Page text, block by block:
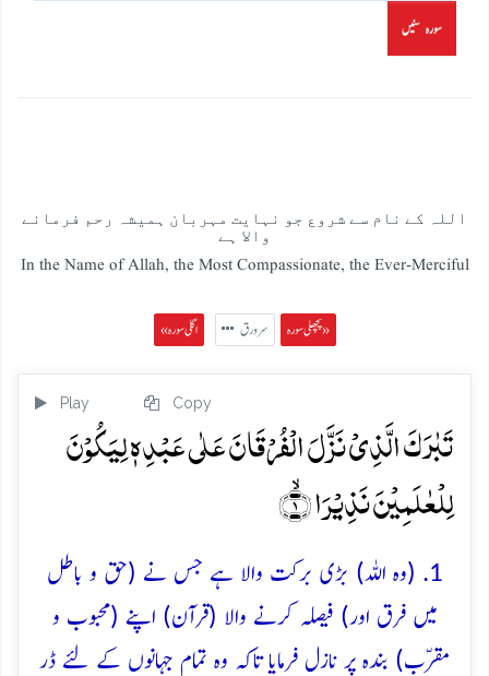
سورہ سنیں
اللہ کے نام سے شروع جو نہایت مہربان ہمیشہ رحم فرمانے
والا ہے
In the Name of Allah, the Most Compassionate, the Ever-Merciful
پچھلی سورہ » سرورق « اگلی سورہ
Play Copy
تَبٰرَکَ الَّذِیۡ نَزَّلَ الۡفُرۡقَانَ عَلٰی عَبۡدِہٖ لِیَکُوۡنَ
لِلۡعٰلَمِیۡنَ نَذِیۡرَا ۙ﴿۱﴾
1. (وہ اللہ) بڑی برکت والا ہے جس نے (حق و باطل
میں فرق اور) فیصلہ کرنے والا (قرآن) اپنے (محبوب و
مقرّب) بندہ پر نازل فرمایا تاکہ وہ تمام جہانوں کے لئے ڈر